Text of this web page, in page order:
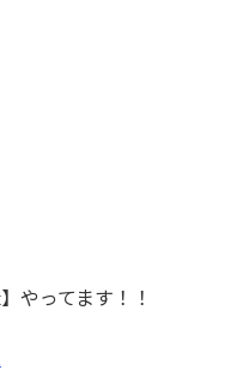
やってます！！